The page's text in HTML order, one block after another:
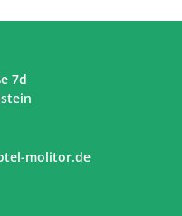
7d
molitor.de